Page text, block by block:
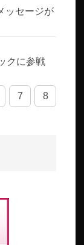
ッセージが
クに参戦
7 8